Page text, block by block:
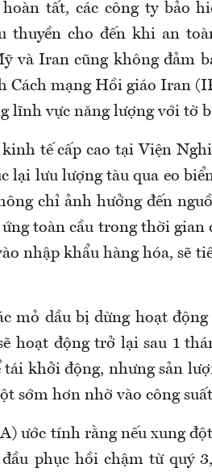
tất, các công ty bảo
thuyền cho đến khi an
và Iran cũng không đảm
Cách mạng Hồi giáo Iran
lĩnh vực năng lượng với tờ
tế cấp cao tại Viện
lại lưu lượng tàu qua eo
chỉ ảnh hưởng đến
toàn cầu trong thời gian
nhập khẩu hàng hóa, sẽ
mỏ dầu bị dừng hoạt
hoạt động trở lại sau 1
khởi động, nhưng sản
sớm hơn nhờ vào công
ước tính rằng nếu xung
phục hồi chậm từ quý